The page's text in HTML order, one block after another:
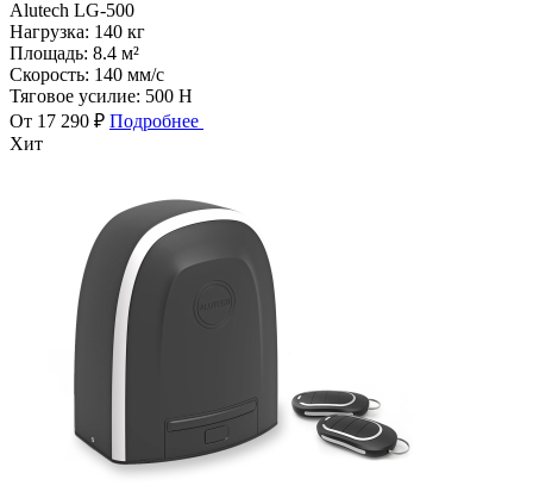
Alutech LG-500
Нагрузка: 140 кг
Площадь: 8.4 м²
Скорость: 140 мм/с
Тяговое усилие: 500 Н
От 17 290 ₽ Подробнее
Хит